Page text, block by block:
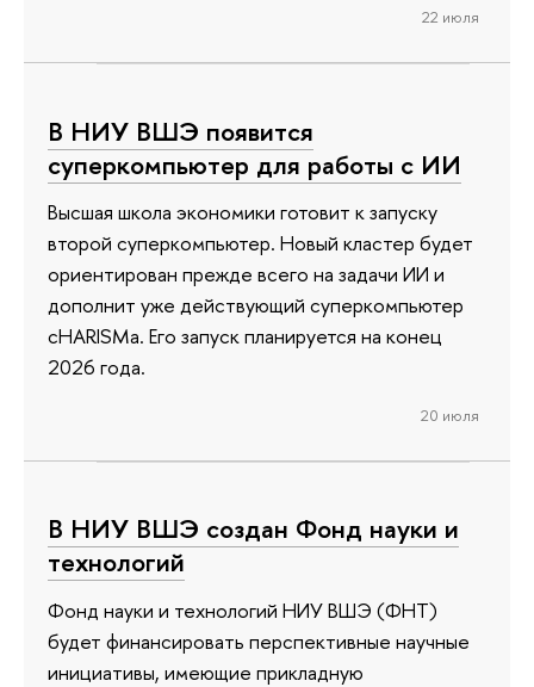
22 июля
В НИУ ВШЭ появится
суперкомпьютер для работы с ИИ
Высшая школа экономики готовит к запуску
второй суперкомпьютер. Новый кластер будет
ориентирован прежде всего на задачи ИИ и
дополнит уже действующий суперкомпьютер
cHARISMa. Его запуск планируется на конец
2026 года.
20 июля
В НИУ ВШЭ создан Фонд науки и
технологий
Фонд науки и технологий НИУ ВШЭ (ФНТ)
будет финансировать перспективные научные
инициативы, имеющие прикладную